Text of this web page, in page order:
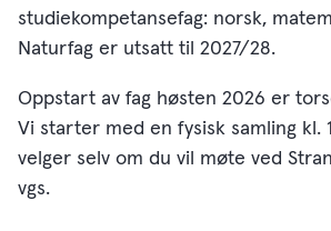
studiekompetansefag: norsk,
Naturfag er utsatt til 2027/28.
Oppstart av fag høsten 2026 er
Vi starter med en fysisk samling kl.
velger selv om du vil møte ved
vgs.